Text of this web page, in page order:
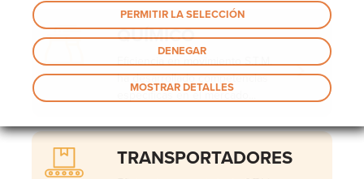
PERMITIR LA SELECCIÓN
DENEGAR
MOSTRAR DETALLES
QUÍMICO
Eficiencia en movimiento S.T.M.
ha desarrollado competencias
específicas en el mercado...
TRANSPORTADORES